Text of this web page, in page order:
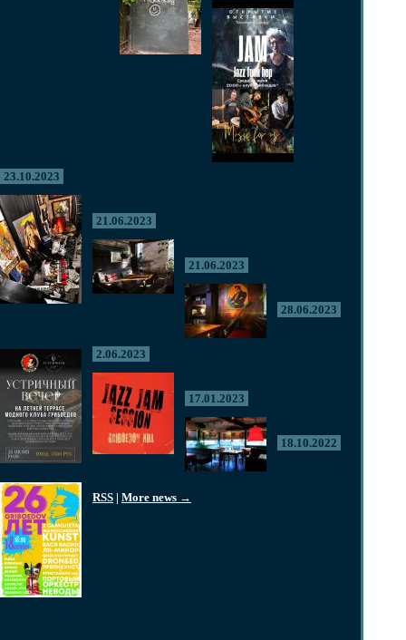
23.10.2023
21.06.2023
21.06.2023
28.06.2023
2.06.2023
17.01.2023
18.10.2022
RSS | More news →